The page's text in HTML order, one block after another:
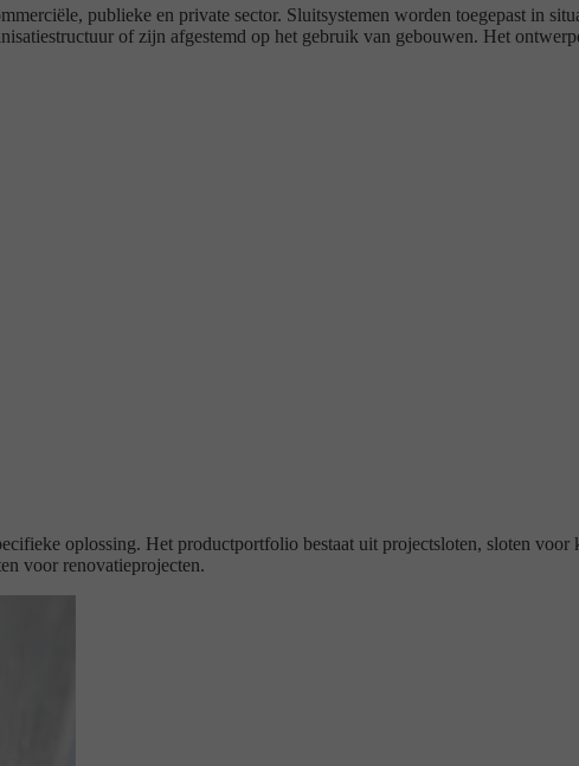
publieke en private sector. Sluitsystemen worden toegepast in
of zijn afgestemd op het gebruik van gebouwen. Het
oplossing. Het productportfolio bestaat uit projectsloten, sloten voor
voor renovatieprojecten.